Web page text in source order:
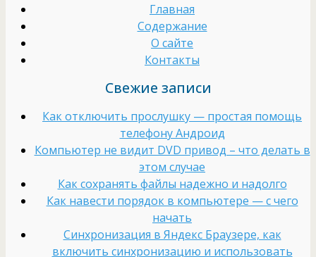
Главная
Содержание
О сайте
Контакты
Свежие записи
Как отключить прослушку — простая помощь
телефону Андроид
Компьютер не видит DVD привод – что делать в
этом случае
Как сохранять файлы надежно и надолго
Как навести порядок в компьютере — с чего
начать
Cинхронизация в Яндекс Браузере, как
включить синхронизацию и использовать